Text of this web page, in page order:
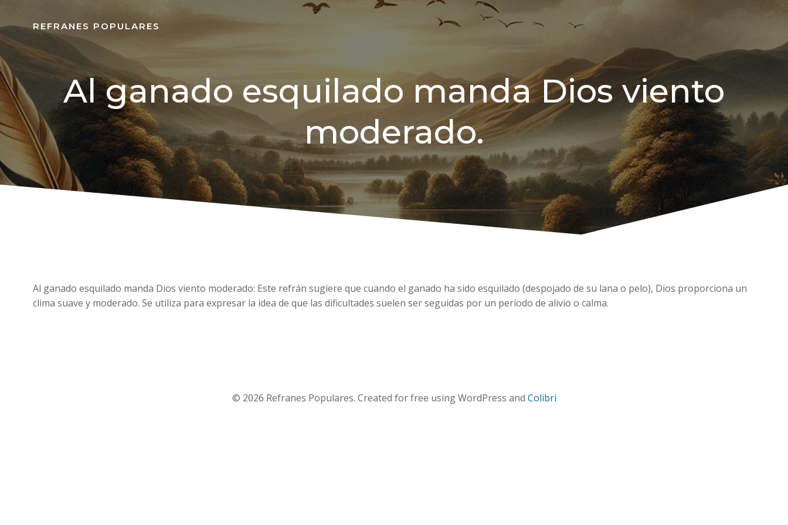
REFRANES POPULARES
Al ganado esquilado manda Dios viento
moderado.
Al ganado esquilado manda Dios viento moderado: Este refrán sugiere que cuando el ganado ha sido esquilado (despojado de su lana o pelo), Dios proporciona un
clima suave y moderado. Se utiliza para expresar la idea de que las dificultades suelen ser seguidas por un período de alivio o calma.
© 2026 Refranes Populares. Created for free using WordPress and Colibri